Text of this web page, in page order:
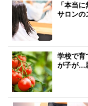
「本当
サロンの
学校で育
が子が…